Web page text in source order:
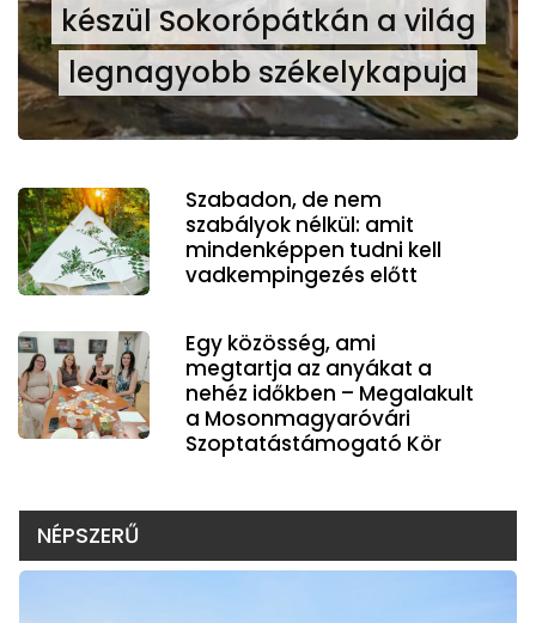
készül Sokorópátkán a világ
legnagyobb székelykapuja
Szabadon, de nem
szabályok nélkül: amit
mindenképpen tudni kell
vadkempingezés előtt
Egy közösség, ami
megtartja az anyákat a
nehéz időkben – Megalakult
a Mosonmagyaróvári
Szoptatástámogató Kör
NÉPSZERŰ